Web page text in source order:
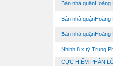
Bán nhà quậnHoàng
Bán nhà quậnHoàng
Bán nhà quậnHoàng
Nhỉnh 8.x tỷ Trung
CỰC HIẾM PHÂN